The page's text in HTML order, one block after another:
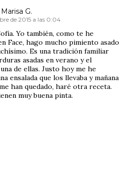
G.
de 2015 a las 0:04
Yo también, como te he
Face, hago mucho pimiento asado
Es una tradición familiar
asadas en verano y el
de ellas. Justo hoy me he
ensalada que los llevaba y mañana
han quedado, haré otra receta.
muy buena pinta.